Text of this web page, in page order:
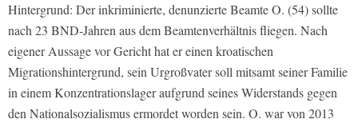
Hintergrund: Der inkriminierte, denunzierte Beamte O. (54) sollte
nach 23 BND-Jahren aus dem Beamtenverhältnis fliegen. Nach
eigener Aussage vor Gericht hat er einen kroatischen
Migrationshintergrund, sein Urgroßvater soll mitsamt seiner Familie
in einem Konzentrationslager aufgrund seines Widerstands gegen
den Nationalsozialismus ermordet worden sein. O. war von 2013